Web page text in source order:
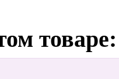
товаре: